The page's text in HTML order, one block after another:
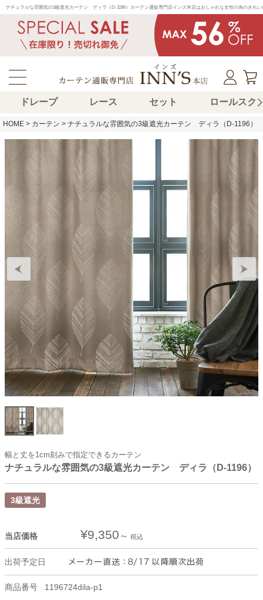
ナチュラルな雰囲気の3級遮光カーテン　ディラ（D-1196）カーテン通販専門店インズ本店はおしゃれな女性の為のきれ
ドレープ レース セット ロールスク
HOME カーテン ナチュラルな雰囲気の3級遮光カーテン ディラ（D-1196）
幅と丈を1cm刻みで指定できるカーテン
ナチュラルな雰囲気の3級遮光カーテン ディラ（D-1196）
3級遮光
当店価格 ¥9,350 税込
出荷予定日
商品番号 1196724dila-p1